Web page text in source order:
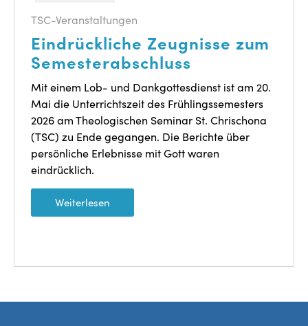
TSC-Veranstaltungen
Eindrückliche Zeugnisse zum
Semesterabschluss
Mit einem Lob- und Dankgottesdienst ist am 20.
Mai die Unterrichtszeit des Frühlingssemesters
2026 am Theologischen Seminar St. Chrischona
(TSC) zu Ende gegangen. Die Berichte über
persönliche Erlebnisse mit Gott waren
eindrücklich.
Weiterlesen